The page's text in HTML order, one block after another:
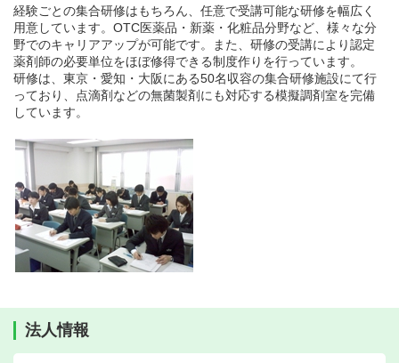
経験ごとの集合研修はもちろん、任意で受講可能な研修を幅広く
用意しています。OTC医薬品・新薬・化粧品分野など、様々な分
野でのキャリアアップが可能です。また、研修の受講により認定
薬剤師の必要単位をほぼ修得できる制度作りを行っています。
研修は、東京・愛知・大阪にある50名収容の集合研修施設にて行
っており、点滴剤などの無菌製剤にも対応する模擬調剤室を完備
しています。
法人情報